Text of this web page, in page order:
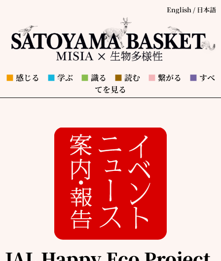
English / 日本語
■ 感じる ■ 学ぶ ■ 識る ■ 読む ■ 繋がる ■ すべ
てを見る